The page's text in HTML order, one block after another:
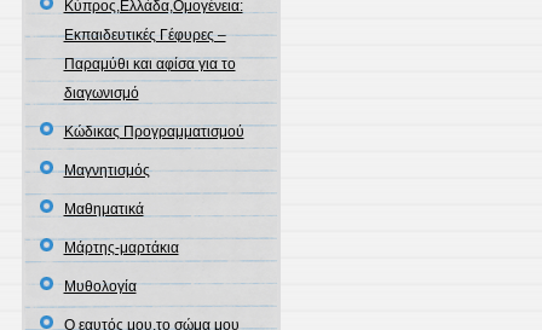
Κύπρος,Ελλάδα,Ομογένεια:
Εκπαιδευτικές Γέφυρες –
Παραμύθι και αφίσα για το
διαγωνισμό
Κώδικας Προγραμματισμού
Μαγνητισμός
Μαθηματικά
Μάρτης-μαρτάκια
Μυθολογία
Ο εαυτός μου,το σώμα μου